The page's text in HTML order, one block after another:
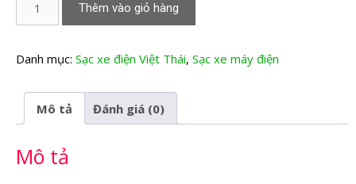
điện
Thêm vào giỏ hàng
Danh mục: Sạc xe điện Việt Thái, Sạc xe máy điện
Mô tả Đánh giá (0)
Mô tả